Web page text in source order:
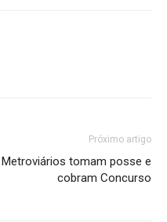
Próximo artigo
Metroviários tomam posse e
cobram Concurso